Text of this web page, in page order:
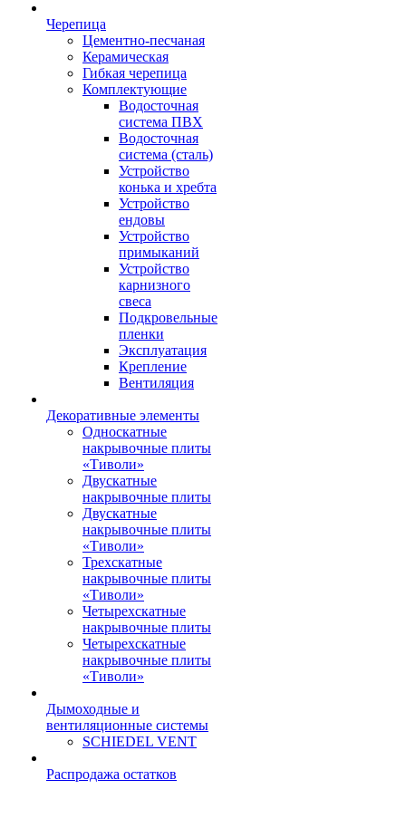
Черепица
Цементно-песчаная
Керамическая
Гибкая черепица
Комплектующие
Водосточная
система ПВХ
Водосточная
система (сталь)
Устройство
конька и хребта
Устройство
ендовы
Устройство
примыканий
Устройство
карнизного
свеса
Подкровельные
пленки
Эксплуатация
Крепление
Вентиляция
Декоративные элементы
Односкатные
накрывочные плиты
«Тиволи»
Двускатные
накрывочные плиты
Двускатные
накрывочные плиты
«Тиволи»
Трехскатные
накрывочные плиты
«Тиволи»
Четырехскатные
накрывочные плиты
Четырехскатные
накрывочные плиты
«Тиволи»
Дымоходные и
вентиляционные системы
SCHIEDEL VENT
Распродажа остатков